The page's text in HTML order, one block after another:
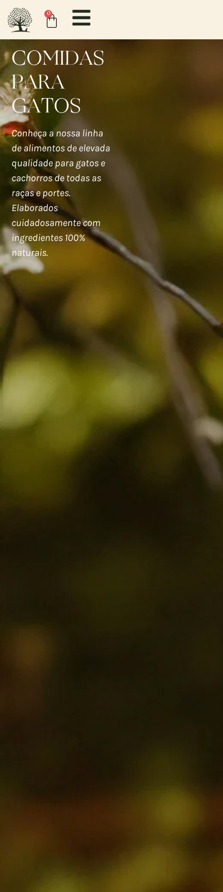
0
COMIDAS
PARA
GATOS
Conheça a nossa linha
de alimentos de elevada
qualidade para gatos e
cachorros de todas as
raças e portes.
Elaborados
cuidadosamente com
ingredientes 100%
naturais.